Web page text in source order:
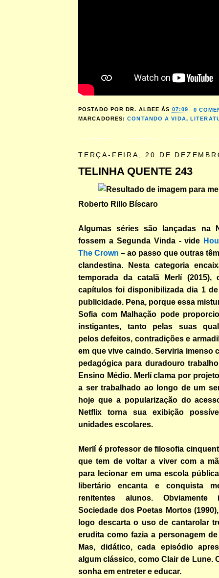
POSTADO POR DR. ALBEE ÀS 07:09
0
MARCADORES:CONTANDO A VIDA,
TERÇA-FEIRA, 20 DE
TELINHA QUENTE 243
Roberto Rillo Bíscaro
Algumas séries são lançadas na
fossem a Segunda Vinda - vide
The Crown – ao passo que outras
clandestina. Nesta categoria
temporada da catalã Merlí (2015),
capítulos foi disponibilizada dia 1
publicidade. Pena, porque essa
Sofia com Malhação pode
instigantes, tanto pelas suas
pelos defeitos, contradições e
em que vive caindo. Serviria imenso
pedagógica para duradouro
Ensino Médio. Merlí clama por
a ser trabalhado ao longo de um
hoje que a popularização do
Netflix torna sua exibição
unidades escolares.
Merlí é professor de filosofia
que tem de voltar a viver com a
para lecionar em uma escola
libertário encanta e conquista
renitentes alunos. Obviamente
Sociedade dos Poetas Mortos
logo descarta o uso de cantarolar
erudita como fazia a personagem
Mas, didático, cada episódio
algum clássico, como Clair de Lune.
sonha em entreter e educar.